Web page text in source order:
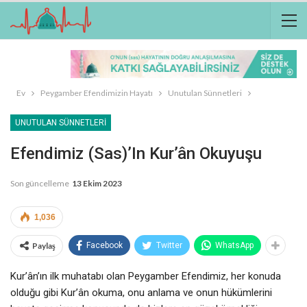
Ev Peygamber Efendimizin Hayatı Unutulan Sünnetleri
UNUTULAN SÜNNETLERI
Efendimiz (sas)’in Kur’ân Okuyuşu
Son güncelleme 13 Ekim 2023
1,036
Paylaş Facebook Twitter WhatsApp
Kur’ân’ın ilk muhatabı olan Peygamber Efendimiz, her konuda
olduğu gibi Kur’ân okuma, onu anlama ve onun hükümlerini